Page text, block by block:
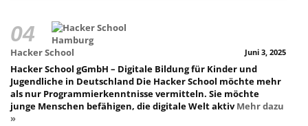
Hacker School Juni 3, 2025
Hacker School gGmbH – Digitale Bildung für Kinder und
Jugendliche in Deutschland Die Hacker School möchte mehr
als nur Programmierkenntnisse vermitteln. Sie möchte
junge Menschen befähigen, die digitale Welt aktivMehr dazu
»